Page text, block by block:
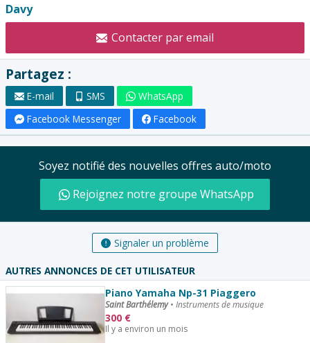
Contacter
l'annonceur
Davy
Contacter par email
Partagez :
E-mail SMS
WhatsApp
Facebook Messenger
Facebook
Soyez notifié des nouvelles offres auto/moto
Rejoignez notre groupe WhatsApp
Signaler un problème
AUTRES ANNONCES DE CET UTILISATEUR
Piano Yamaha Np-31 Piaggero
Saint Barthélemy• Instruments de musique
300 €
Il y a environ un mois